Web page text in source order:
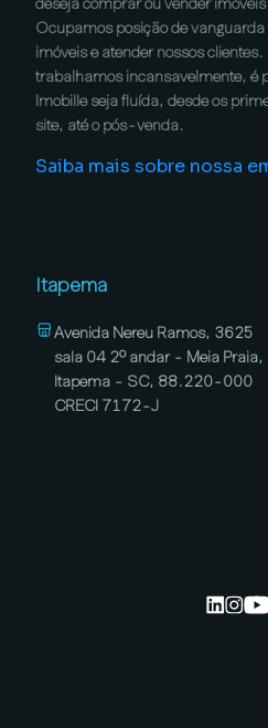
Ocupamos posição de
imóveis e atender nossos
trabalhamos incansavelmente, é
Imobille seja fluída, desde os
site, até o pós-venda.
Saiba mais sobre nossa
Itapema
Avenida Nereu Ramos, 3625
sala 04 2º andar - Meia Praia,
Itapema - SC, 88.220-000
CRECI 7172-J